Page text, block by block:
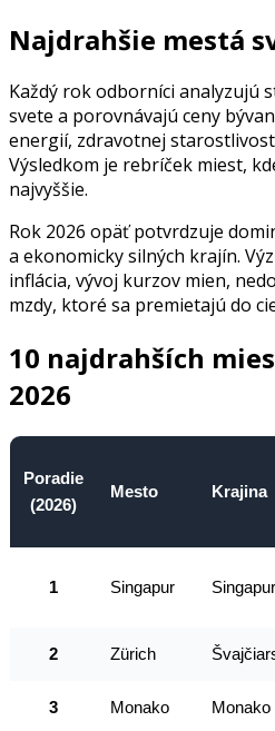
Najdrahšie mestá
Každý rok odborníci analyzujú
svete a porovnávajú ceny
energií, zdravotnej
Výsledkom je rebríček miest,
najvyššie.
Rok 2026 opäť potvrdzuje
a ekonomicky silných krajín.
inflácia, vývoj kurzov mien,
mzdy, ktoré sa premietajú do
10 najdrahších
2026
Poradie
(2026)
Mesto Krajina
1 Singapur Singapur
2 Zürich
3 Monako Monako